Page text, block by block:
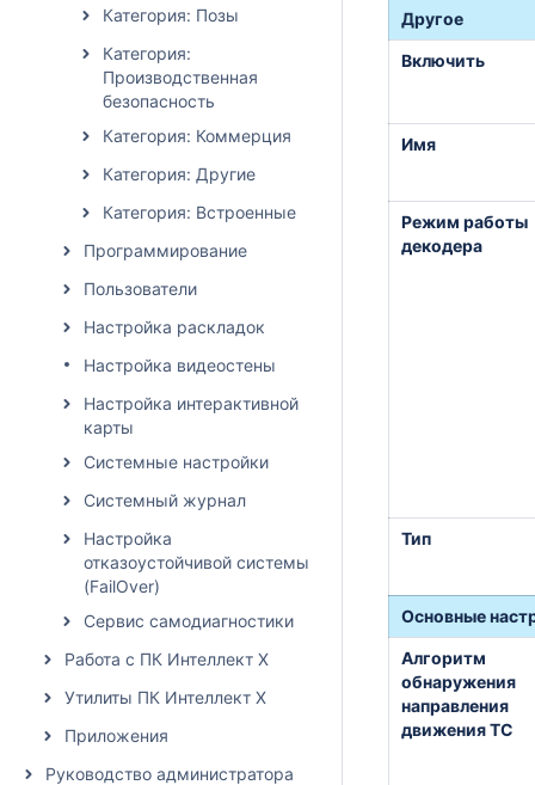
Категория: Позы
Категория:
Производственная
безопасность
Категория: Коммерция
Категория: Другие
Категория: Встроенные
Программирование
Пользователи
Настройка раскладок
Настройка видеостены
Настройка интерактивной
карты
Системные настройки
Системный журнал
Настройка
отказоустойчивой системы
(FailOver)
Сервис самодиагностики
Работа с ПК Интеллект X
Утилиты ПК Интеллект X
Приложения
Руководство администратора
Другое
Включить
Имя
Режим работы
декодера
Тип
Основные
Алгоритм
обнаружения
направления
движения ТС